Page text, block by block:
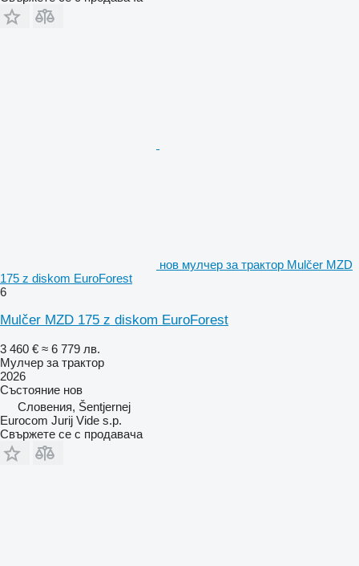
нов мулчер за трактор Mulčer MZD
175 z diskom EuroForest
6
Mulčer MZD 175 z diskom EuroForest
3 460 € ≈ 6 779 лв.
Мулчер за трактор
2026
Състояние нов
Словения, Šentjernej
Eurocom Jurij Vide s.p.
Свържете се с продавача